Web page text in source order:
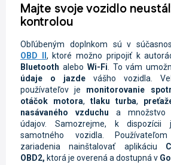
Majte svoje vozidlo
kontrolou
Obľúbeným doplnkom sú v
OBD II , ktoré možno pripojiť k
Bluetooth alebo Wi-Fi . To vám
údaje o jazde vášho vozidla.
používateľov je monitorovanie
otáčok motora, tlaku turba,
nasávaného vzduchu a množstvo
údajov. Samozrejme, k
samotného vozidla.
zariadenia nainštalovať aplikáciu
OBD2, ktorá je overená a dostupná v